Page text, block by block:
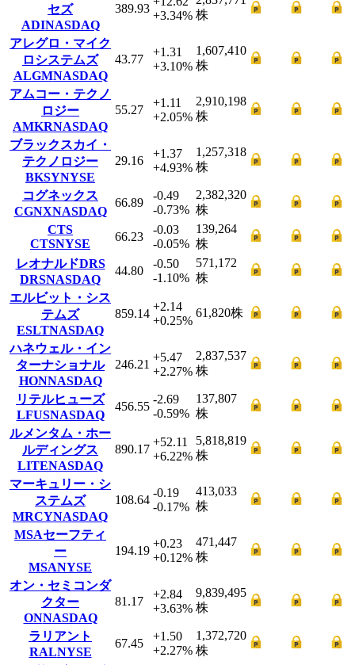
セズ
ADINASDAQ
389.93
+3.34% 株
アレグロ・マイク
ロシステムズ
ALGMNASDAQ
43.77
+1.31
+3.10%
1,607,410
株
アムコー・テクノ
ロジー
AMKRNASDAQ
55.27
+1.11
+2.05%
2,910,198
株
ブラックスカイ・
テクノロジー
BKSYNYSE
29.16
+1.37
+4.93%
1,257,318
株
コグネックス
CGNXNASDAQ
66.89
-0.49
-0.73%
2,382,320
株
CTS
CTSNYSE
66.23
-0.03
-0.05%
139,264
株
レオナルドDRS
DRSNASDAQ
44.80
-0.50
-1.10%
571,172
株
エルビット・シス
テムズ
ESLTNASDAQ
859.14
+2.14
+0.25%
61,820株
ハネウェル・イン
ターナショナル
HONNASDAQ
246.21
+5.47
+2.27%
2,837,537
株
リテルヒューズ
LFUSNASDAQ
456.55
-2.69
-0.59%
137,807
株
ルメンタム・ホー
ルディングス
LITENASDAQ
890.17
+52.11
+6.22%
5,818,819
株
マーキュリー・シ
ステムズ
MRCYNASDAQ
108.64
-0.19
-0.17%
413,033
株
MSAセーフティ
ー
MSANYSE
194.19
+0.23
+0.12%
471,447
株
オン・セミコンダ
クター
ONNASDAQ
81.17
+2.84
+3.63%
9,839,495
株
ラリアント
RALNYSE
67.45
+1.50
+2.27%
1,372,720
株